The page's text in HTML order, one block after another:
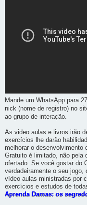
Mande um WhatsApp para
nick (nome de registro) no
ao grupo de interação.
As video aulas e livros irão
exercícios lhe darão
melhorar o desenvolvimento
Gratuito é limitado, não pela
ofertado. Se você gostar do
verdadeiramente o seu jogo,
vídeo aulas ministradas por
exercícios e estudos de
Aprenda Damas: os